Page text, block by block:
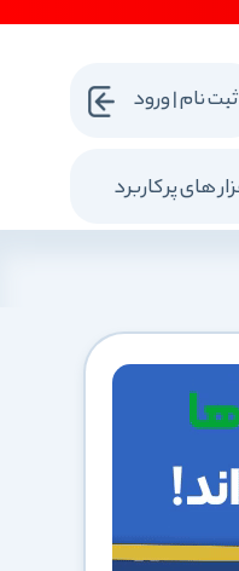
های پرکاربرد
ثبت نام | ورود